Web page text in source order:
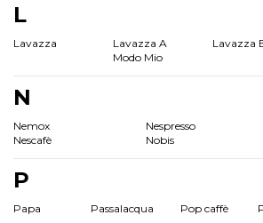
L
Lavazza
Lavazza A
Modo Mio
Lavazza
N
Nemox
Nescafè
Nespresso
Nobis
P
Papa Passalacqua Pop caffè